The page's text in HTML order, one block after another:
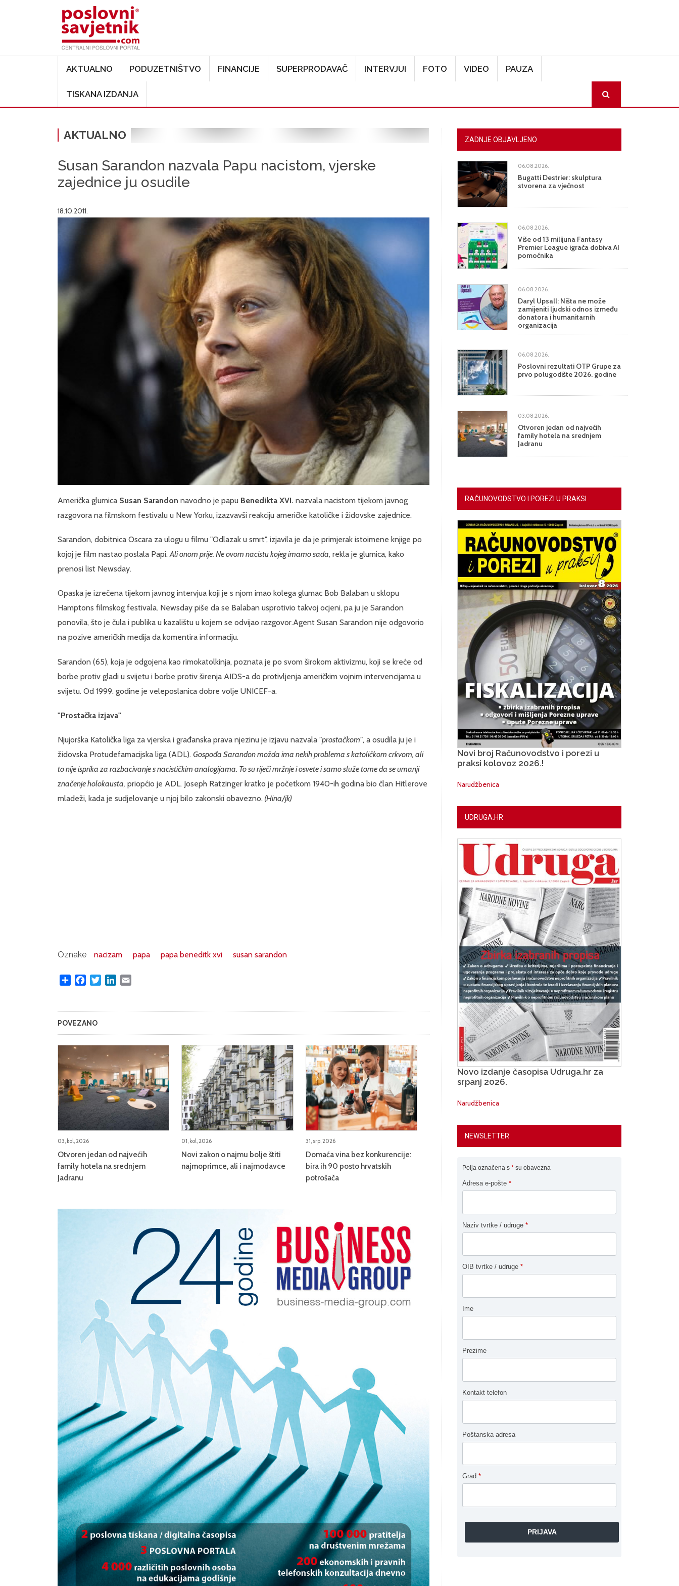
AKTUALNO PODUZETNIŠTVO FINANCIJE SUPERPRODAVAČ INTERVJUI FOTO VIDEO PAUZA
TISKANA IZDANJA
AKTUALNO
Susan Sarandon nazvala Papu nacistom, vjerske
zajednice ju osudile
18.10.2011.
Američka glumica Susan Sarandon navodno je papu Benedikta XVI. nazvala nacistom tijekom javnog
razgovora na filmskom festivalu u New Yorku, izazvavši reakciju američke katoličke i židovske zajednice.
Sarandon, dobitnica Oscara za ulogu u filmu "Odlazak u smrt", izjavila je da je primjerak istoimene knjige po
kojoj je film nastao poslala Papi.Ali onom prije. Ne ovom nacistu kojeg imamo sada, rekla je glumica, kako
prenosi list Newsday.
Opaska je izrečena tijekom javnog intervjua koji je s njom imao kolega glumac Bob Balaban u sklopu
Hamptons filmskog festivala. Newsday piše da se Balaban usprotivio takvoj ocjeni, pa ju je Sarandon
ponovila, što je čula i publika u kazalištu u kojem se odvijao razgovor.Agent Susan Sarandon nije odgovorio
na pozive američkih medija da komentira informaciju.
Sarandon (65), koja je odgojena kao rimokatolkinja, poznata je po svom širokom aktivizmu, koji se kreće od
borbe protiv gladi u svijetu i borbe protiv širenja AIDS-a do protivljenja američkim vojnim intervencijama u
svijetu. Od 1999. godine je veleposlanica dobre volje UNICEF-a.
"Prostačka izjava"
Njujorška Katolička liga za vjerska i građanska prava njezinu je izjavu nazvala "prostačkom", a osudila ju je i
židovska Protudefamacijska liga (ADL). Gospođa Sarandon možda ima nekih problema s katoličkom crkvom, ali
to nije isprika za razbacivanje s nacističkim analogijama. To su riječi mržnje i osvete i samo služe tome da se umanji
značenje holokausta, priopćio je ADL. Joseph Ratzinger kratko je početkom 1940-ih godina bio član Hitlerove
mladeži, kada je sudjelovanje u njoj bilo zakonski obavezno. (Hina/jk)
Oznake nacizam papa papa beneditk xvi susan sarandon
Share FacebookTwitterLinkedIn
POVEZANO
03, kol, 2026
Otvoren jedan od najvećih
family hotela na srednjem
Jadranu
01, kol, 2026
Novi zakon o najmu bolje štiti
najmoprimce, ali i najmodavce
31, srp, 2026
Domaća vina bez konkurencije:
bira ih 90 posto hrvatskih
potrošača
ZADNJE OBJAVLJENO
06.08.2026.
Bugatti Destrier: skulptura
stvorena za vječnost
06.08.2026.
Više od 13 milijuna Fantasy
Premier League igrača dobiva AI
pomoćnika
06.08.2026.
Daryl Upsall: Ništa ne može
zamijeniti ljudski odnos između
donatora i humanitarnih
organizacija
06.08.2026.
Poslovni rezultati OTP Grupe za
prvo polugodište 2026. godine
03.08.2026.
Otvoren jedan od najvećih
family hotela na srednjem
Jadranu
RAČUNOVODSTVO I POREZI U PRAKSI
Novi broj Računovodstvo i porezi u
praksi kolovoz 2026.!
Narudžbenica
UDRUGA.HR
Novo izdanje časopisa Udruga.hr za
srpanj 2026.
Narudžbenica
NEWSLETTER
Polja označena s * su obavezna
Adresa e-pošte *
Naziv tvrtke / udruge *
OIB tvrtke / udruge *
Ime
Prezime
Kontakt telefon
Poštanska adresa
Grad *